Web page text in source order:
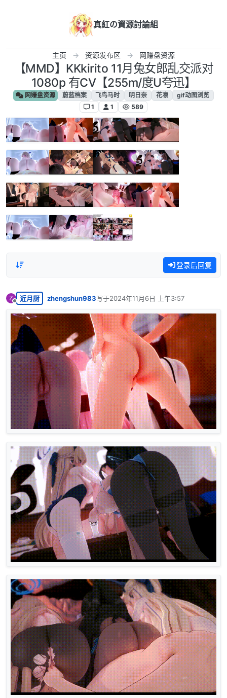
真紅の資源討論組
主页 资源发布区 网赚盘资源
【MMD】KKkirito 11月兔女郎乱交派对
1080p 有CV【255m/度U夸迅】
网赚盘资源 蔚蓝档案 飞鸟马时 明日奈 花凛
gif动图浏览
1
1 589
登录后回复
Z
离线
近月厨 zhengshun983写于2024年11月6日 上午3:57
最后由 编辑